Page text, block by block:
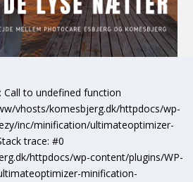
Call to undefined function
vhosts/komesbjerg.dk/httpdocs/wp-
inc/minification/ultimateoptimizer-
trace: #0
httpdocs/wp-content/plugins/WP-
minification-